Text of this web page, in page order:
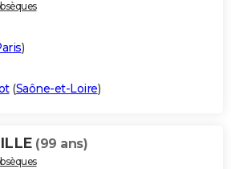
)
(Saône-et-Loire)
(99 ans)